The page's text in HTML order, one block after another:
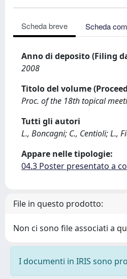
Scheda breve Scheda
Anno di deposito (Filing
2008
Titolo del volume
Proc. of the 18th topical
Tutti gli autori
L., Boncagni; C., Centioli; L.,
Appare nelle tipologie:
04.3 Poster presentato a
File in questo prodotto:
Non ci sono file associati a
I documenti in IRIS sono